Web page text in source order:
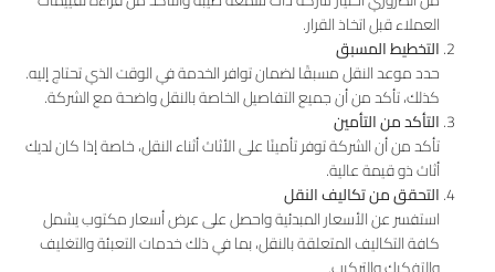
العملاء قبل اتخاذ القرار.
التخطيط المسبق
حدد موعد النقل مسبقًا لضمان توافر الخدمة في الوقت الذي تحتاج إليه.
كذلك، تأكد من أن جميع التفاصيل الخاصة بالنقل واضحة مع الشركة.
التأكد من التأمين
تأكد من أن الشركة توفر تأمينًا على الأثاث أثناء النقل، خاصة إذا كان لديك
أثاث ذو قيمة عالية.
التحقق من تكاليف النقل
استفسر عن الأسعار المبدئية واحصل على عرض أسعار مكتوب يشمل
كافة التكاليف المتعلقة بالنقل، بما في ذلك خدمات التعبئة والتغليف